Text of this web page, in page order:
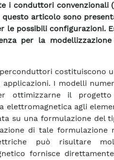
i conduttori convenzionali
articolo sono
le possibili configurazioni.
per la
costituiscono
I modelli
ottimizzarne il
elettromagnetica agli
su una formulazione del
di tale formulazione
può risultare
fornisce